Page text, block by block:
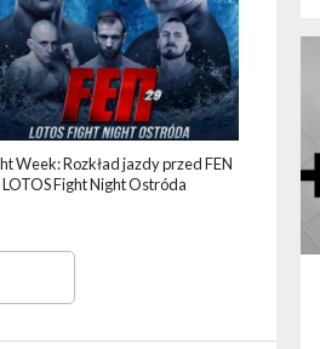
Week: Rozkład jazdy przed FEN
LOTOS Fight Night Ostróda